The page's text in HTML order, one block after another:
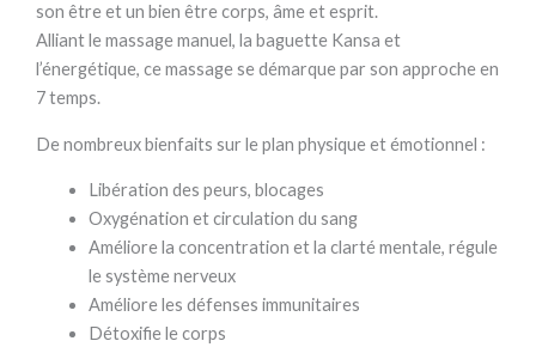
son être et un bien être corps, âme et esprit.
Alliant le massage manuel, la baguette Kansa et
l’énergétique, ce massage se démarque par son approche en
7 temps.
De nombreux bienfaits sur le plan physique et émotionnel :
Libération des peurs, blocages
Oxygénation et circulation du sang
Améliore la concentration et la clarté mentale, régule
le système nerveux
Améliore les défenses immunitaires
Détoxifie le corps